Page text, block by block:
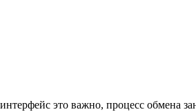
это важно, процесс обмена